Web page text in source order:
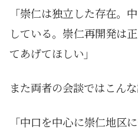
「崇仁は独立した存在。
している。崇仁再開発は
てあげてほしい」
また両者の会談ではこんな
「中口を中心に崇仁地区